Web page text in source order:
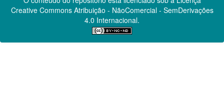
Creative CommonsAtribuição - NãoComercial - SemDerivações
4.0 Internacional.